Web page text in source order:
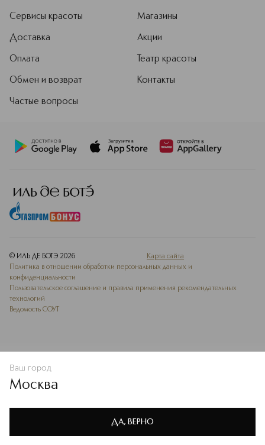
Политике конфиденциальности
В КОРЗИНУ
Сервисы красоты
Доставка
Оплата
Обмен и возврат
Частые вопросы
Магазины
Акции
Театр красоты
Контакты
© ИЛЬ ДЕ БОТЭ 2026
Карта сайта
Политика в отношении обработки персональных данных и
конфиденциальности
Пользовательское соглашение и правила применения рекомендательных
технологий
Ведомость СОУТ
Ваш город
Москва
ДА, ВЕРНО